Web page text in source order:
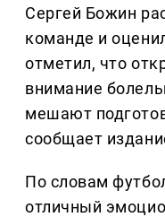
Сергей Божин
команде и
отметил, что
внимание
мешают
сообщает
По словам
отличный